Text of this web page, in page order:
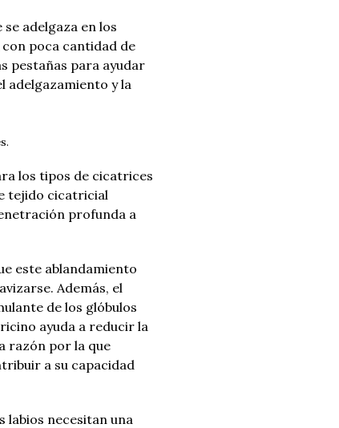
adelgaza en los
poca cantidad de
pestañas para ayudar
adelgazamiento y la
los tipos de cicatrices
tejido cicatricial
profunda a
este ablandamiento
Además, el
de los glóbulos
ayuda a reducir la
razón por la que
a su capacidad
labios necesitan una